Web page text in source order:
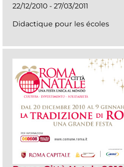
22/12/2010 - 27/03/2011
Didactique pour les écoles